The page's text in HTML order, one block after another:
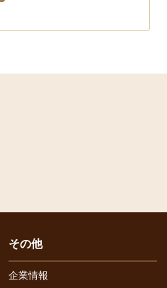
その他
企業情報